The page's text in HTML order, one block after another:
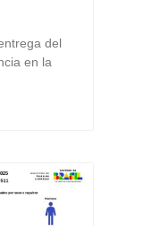
del
en la